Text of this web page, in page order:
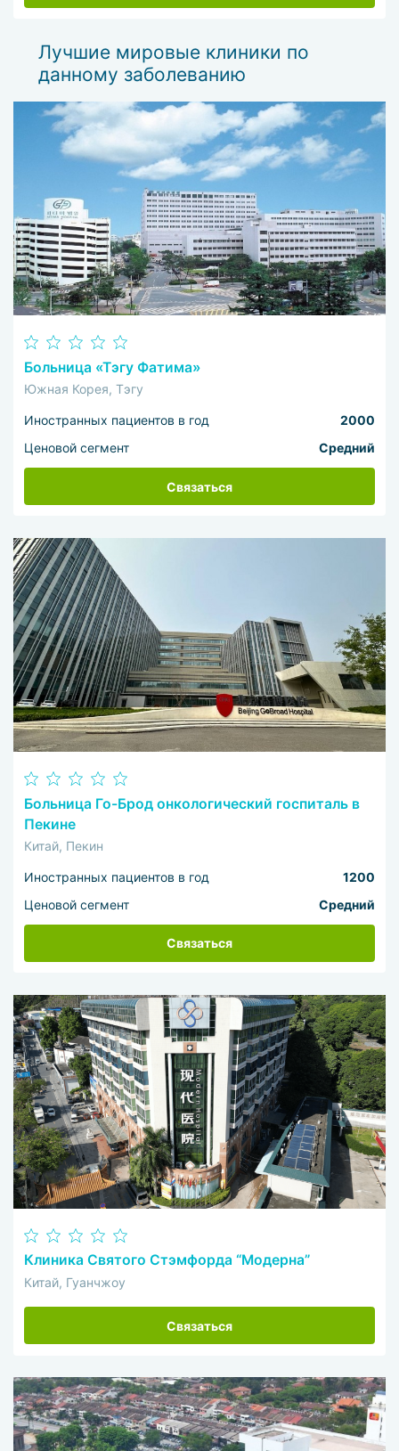
Лучшие мировые клиники по
данному заболеванию
Больница «Тэгу Фатима»
Южная Корея, Тэгу
Иностранных пациентов в год
2000
Ценовой сегмент
Средний
Связаться
Больница Го-Брод онкологический госпиталь в
Пекине
Китай, Пекин
Иностранных пациентов в год
1200
Ценовой сегмент
Средний
Связаться
Клиника Святого Стэмфорда “Модерна”
Китай, Гуанчжоу
Связаться